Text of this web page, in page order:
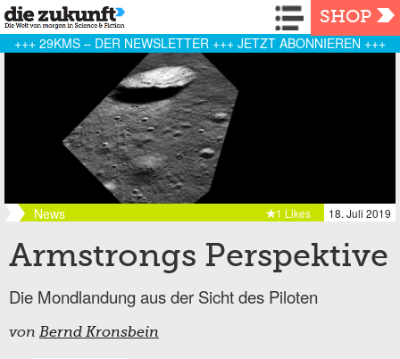
Navigation
SHOP
+++ 29KMS – DER NEWSLETTER +++ JETZT ABONNIEREN +++
News 18. Juli 2019
1 Likes
Armstrongs Perspektive
Die Mondlandung aus der Sicht des Piloten
von Bernd Kronsbein